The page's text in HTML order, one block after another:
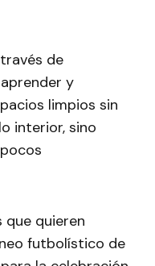
de
y
limpios sin
interior, sino
que quieren
futbolístico de